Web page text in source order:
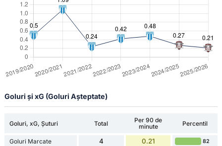
Goluri și xG (Goluri Așteptate)
Goluri, xG, Șuturi Total
Per 90 de
minute
Percentil
Goluri Marcate 4 0.21 82